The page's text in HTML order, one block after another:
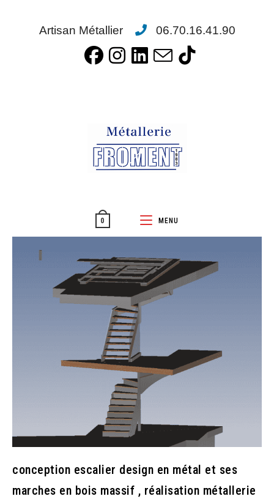
Artisan Métallier 06.70.16.41.90
0 MENU
conception escalier design en métal et ses
marches en bois massif , réalisation métallerie